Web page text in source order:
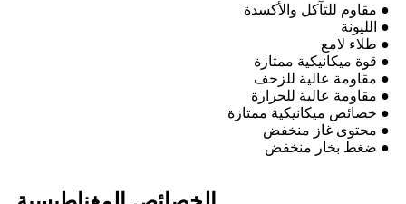
● مقاوم للتآكل والأكسدة
● الليونة
● طلاء لامع
● قوة ميكانيكية ممتازة
● مقاومة عالية للزحف
● مقاومة عالية للحرارة
● خصائص ميكانيكية ممتازة
● محتوى غاز منخفض
● ضغط بخار منخفض